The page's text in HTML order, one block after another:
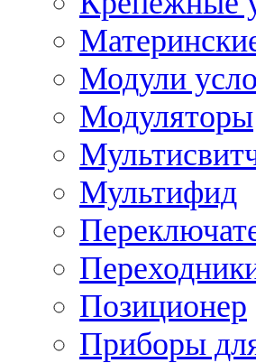
Модули
Модуляторы
Мультифид
Позиционер
Приборы